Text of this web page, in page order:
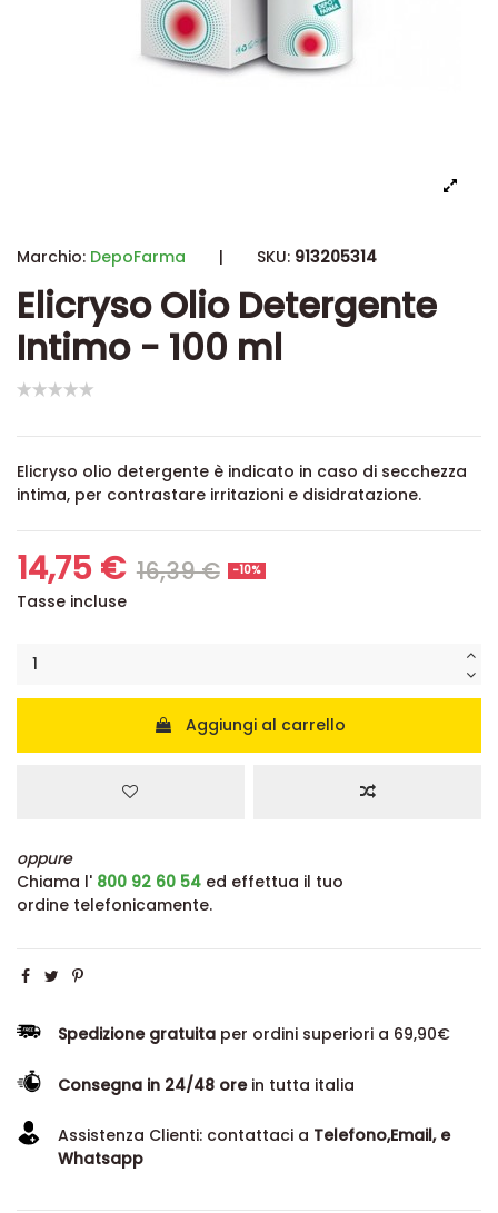
Marchio: DepoFarma | SKU: 913205314
Elicryso Olio Detergente
Intimo - 100 ml
Elicryso olio detergente è indicato in caso di secchezza
intima, per contrastare irritazioni e disidratazione.
14,75 € 16,39 € -10%
Tasse incluse
Aggiungi al carrello
oppure
Chiama l' 800 92 60 54 ed effettua il tuo
ordine telefonicamente.
Spedizione gratuita per ordini superiori a 69,90€
Consegna in 24/48 orein tutta italia
Assistenza Clienti: contattaci a Telefono,Email, e
Whatsapp